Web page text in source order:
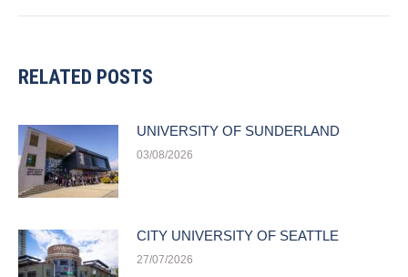
RELATED POSTS
UNIVERSITY OF SUNDERLAND
03/08/2026
CITY UNIVERSITY OF SEATTLE
27/07/2026